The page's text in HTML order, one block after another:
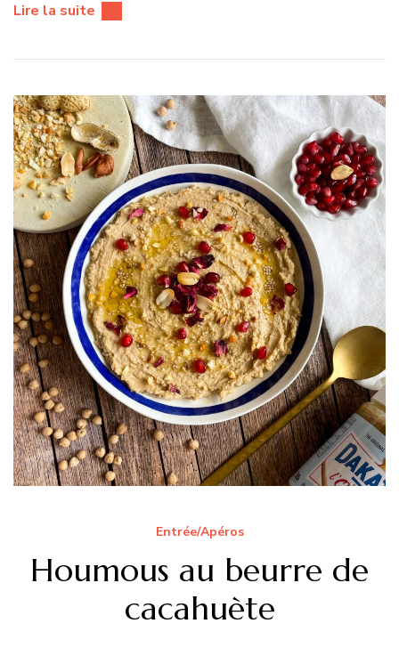
Lire la suite
Entrée/Apéros
Houmous au beurre de
cacahuète